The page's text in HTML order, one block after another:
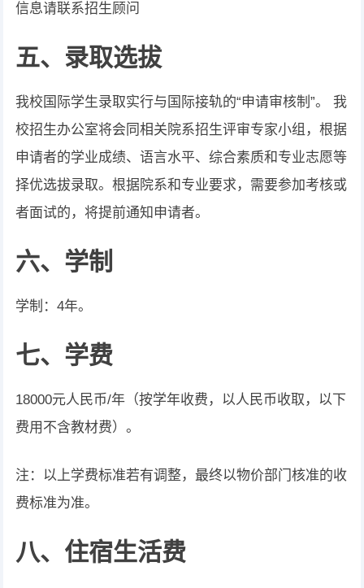
信息请联系招生顾问
五、录取选拔
我校国际学生录取实行与国际接轨的“申请审核制”。 我
校招生办公室将会同相关院系招生评审专家小组，根据
申请者的学业成绩、语言水平、综合素质和专业志愿等
择优选拔录取。根据院系和专业要求，需要参加考核或
者面试的，将提前通知申请者。
六、学制
学制：4年。
七、 学费
18000元人民币/年（按学年收费，以人民币收取，以下
费用不含教材费）。
注：以上学费标准若有调整，最终以物价部门核准的收
费标准为准。
八、住宿生活费